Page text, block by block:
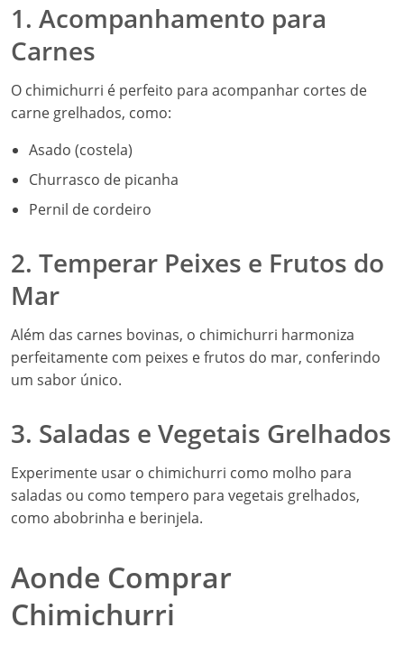
1. Acompanhamento para
Carnes
O chimichurri é perfeito para acompanhar cortes de
carne grelhados, como:
Asado (costela)
Churrasco de picanha
Pernil de cordeiro
2. Temperar Peixes e Frutos do
Mar
Além das carnes bovinas, o chimichurri harmoniza
perfeitamente com peixes e frutos do mar, conferindo
um sabor único.
3. Saladas e Vegetais Grelhados
Experimente usar o chimichurri como molho para
saladas ou como tempero para vegetais grelhados,
como abobrinha e berinjela.
Aonde Comprar
Chimichurri